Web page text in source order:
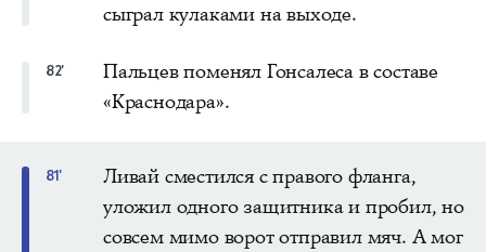
сыграл кулаками на выходе.
82'
Пальцев поменял Гонсалеса в составе
«Краснодара».
81'
Ливай сместился с правого фланга,
уложил одного защитника и пробил, но
совсем мимо ворот отправил мяч. А мог